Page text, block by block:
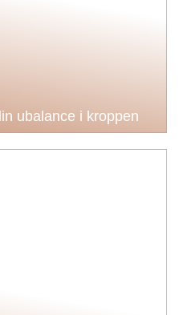
ubalance i kroppen